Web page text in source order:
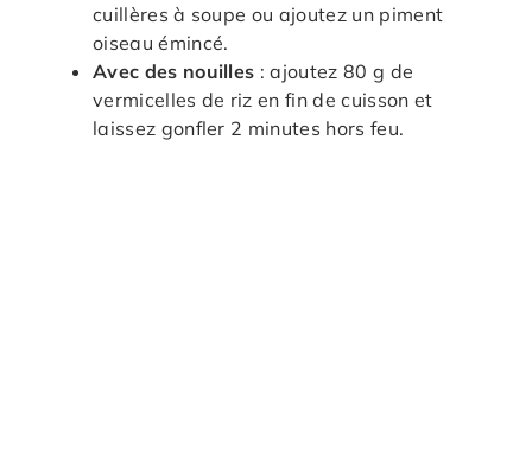
cuillères à soupe ou ajoutez un piment
oiseau émincé.
Avec des nouilles : ajoutez 80 g de
vermicelles de riz en fin de cuisson et
laissez gonfler 2 minutes hors feu.